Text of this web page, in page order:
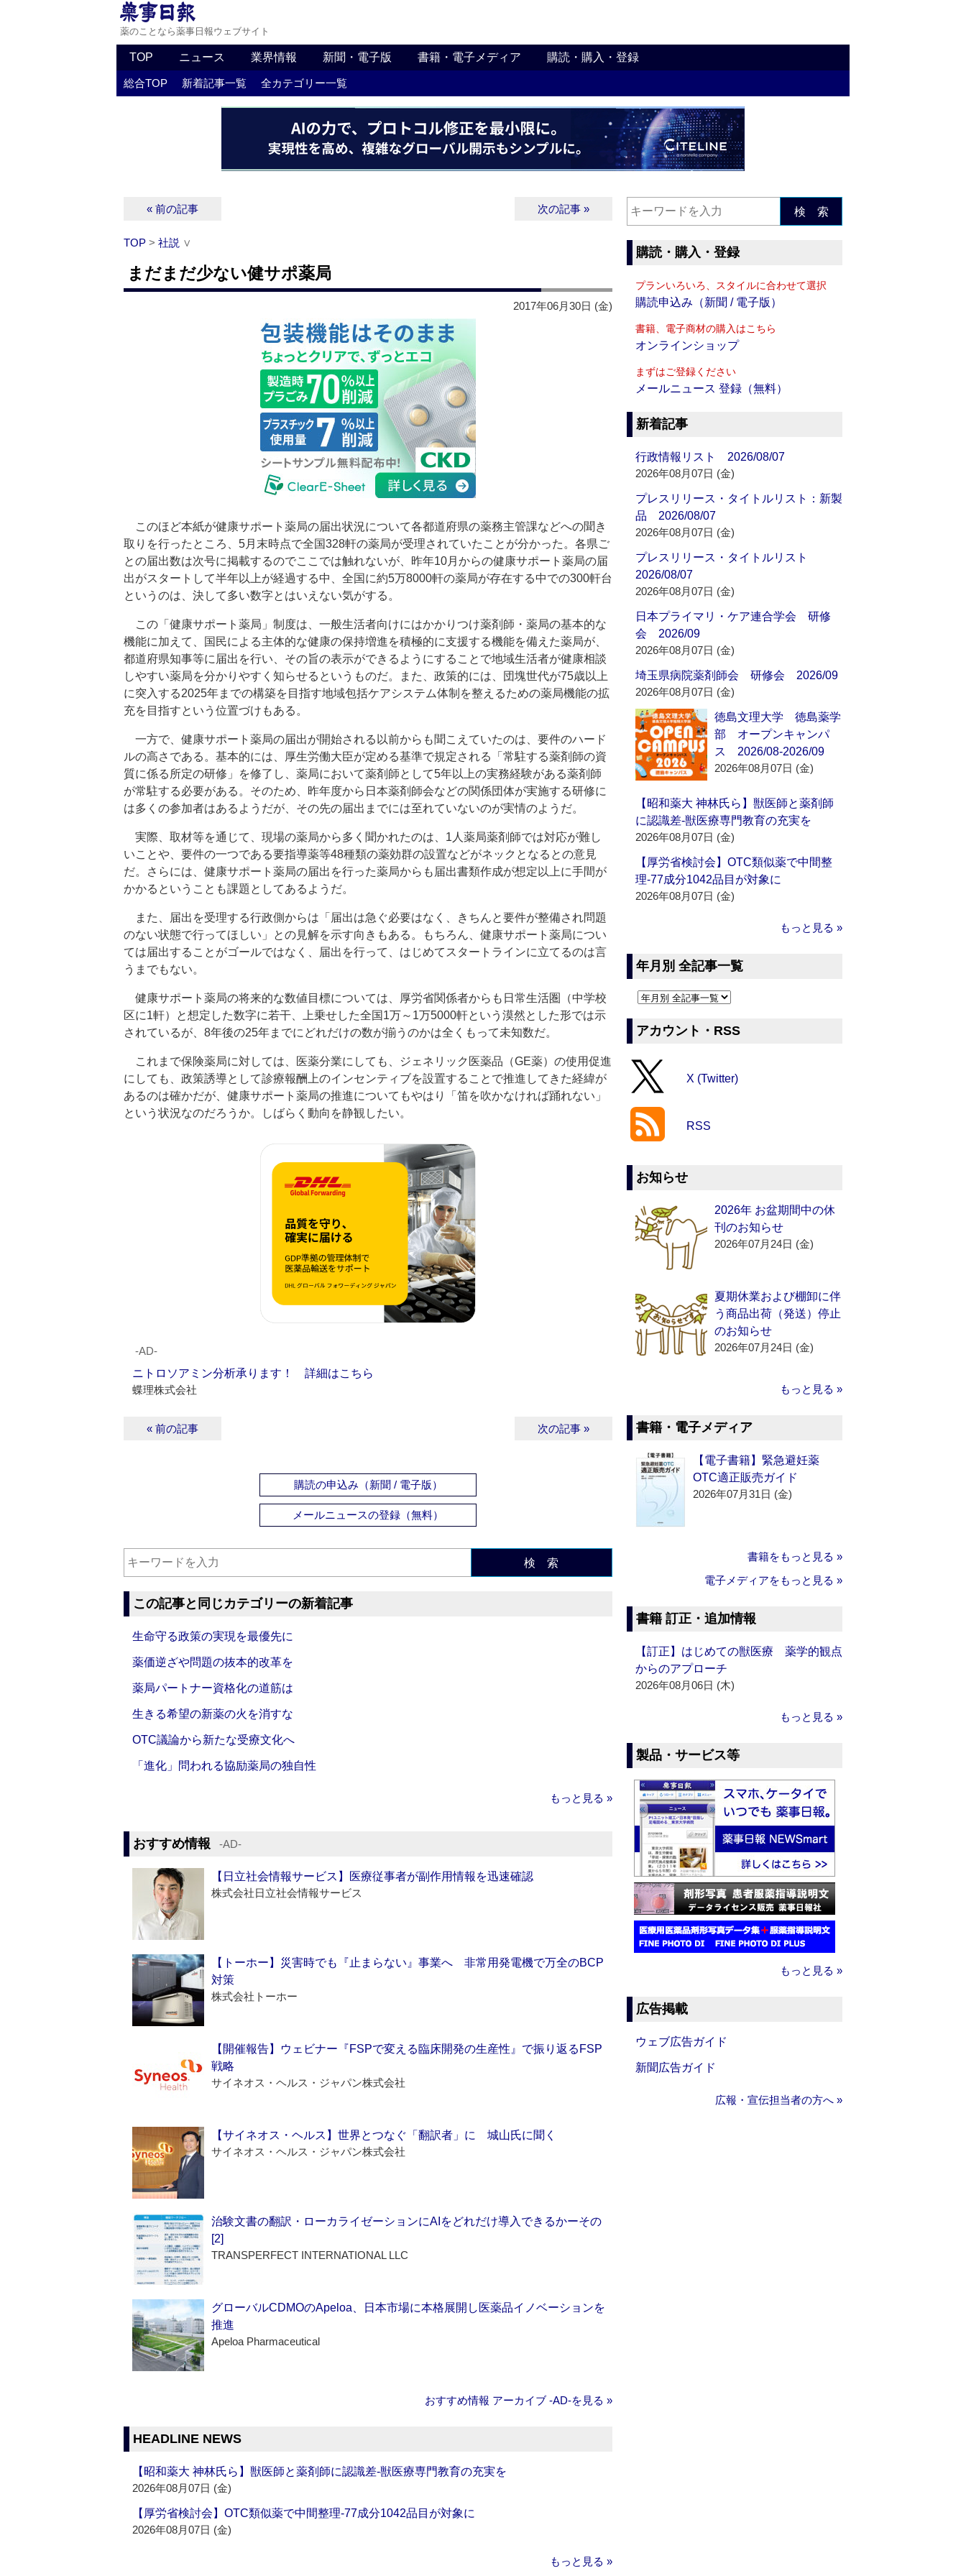
薬のことなら薬事日報ウェブサイト
TOP ニュース 業界情報 新聞・電子版 書籍・電子メディア 購読・購入・登録
総合TOP 新着記事一覧 全カテゴリー一覧
« 前の記事 次の記事 »
TOP > 社説 ∨
まだまだ少ない健サポ薬局
2017年06月30日 (金)
このほど本紙が健康サポート薬局の届出状況について各都道府県の薬務主管課などへの聞き
取りを行ったところ、5月末時点で全国328軒の薬局が受理されていたことが分かった。各県ご
との届出数は次号に掲載するのでここでは触れないが、昨年10月からの健康サポート薬局の届
出がスタートして半年以上が経過する中、全国に約5万8000軒の薬局が存在する中での300軒台
というのは、決して多い数字とはいえない気がする。
この「健康サポート薬局」制度は、一般生活者向けにはかかりつけ薬剤師・薬局の基本的な
機能に加えて、国民による主体的な健康の保持増進を積極的に支援する機能を備えた薬局が、
都道府県知事等に届出を行い、その旨の表示ができるようにすることで地域生活者が健康相談
しやすい薬局を分かりやすく知らせるというものだ。また、政策的には、団塊世代が75歳以上
に突入する2025年までの構築を目指す地域包括ケアシステム体制を整えるための薬局機能の拡
充を目指すという位置づけもある。
一方で、健康サポート薬局の届出が開始される以前からも聞こえていたのは、要件のハード
ルの高さである。基本的には、厚生労働大臣が定める基準で規定される「常駐する薬剤師の資
質に係る所定の研修」を修了し、薬局において薬剤師として5年以上の実務経験がある薬剤師
が常駐する必要がある。そのため、昨年度から日本薬剤師会などの関係団体が実施する研修に
は多くの参加者はあるようだが、その先の届出までには至れていないのが実情のようだ。
実際、取材等を通じて、現場の薬局から多く聞かれたのは、1人薬局薬剤師では対応が難し
いことや、要件の一つである要指導薬等48種類の薬効群の設置などがネックとなるとの意見
だ。さらには、健康サポート薬局の届出を行った薬局からも届出書類作成が想定以上に手間が
かかるということも課題としてあるようだ。
また、届出を受理する行政側からは「届出は急ぐ必要はなく、きちんと要件が整備され問題
のない状態で行ってほしい」との見解を示す向きもある。もちろん、健康サポート薬局につい
ては届出することがゴールではなく、届出を行って、はじめてスタートラインに立てるのは言
うまでもない。
健康サポート薬局の将来的な数値目標については、厚労省関係者からも日常生活圏（中学校
区に1軒）と想定した数字に若干、上乗せした全国1万～1万5000軒という漠然とした形では示
されているが、8年後の25年までにどれだけの数が揃うのかは全くもって未知数だ。
これまで保険薬局に対しては、医薬分業にしても、ジェネリック医薬品（GE薬）の使用促進
にしても、政策誘導として診療報酬上のインセンティブを設置することで推進してきた経緯が
あるのは確かだが、健康サポート薬局の推進についてもやはり「笛を吹かなければ踊れない」
という状況なのだろうか。しばらく動向を静観したい。
‐AD‐
ニトロソアミン分析承ります！ 詳細はこちら
蝶理株式会社
« 前の記事 次の記事 »
購読の申込み（新聞 / 電子版）
メールニュースの登録（無料）
検 索
この記事と同じカテゴリーの新着記事
生命守る政策の実現を最優先に
薬価逆ざや問題の抜本的改革を
薬局パートナー資格化の道筋は
生きる希望の新薬の火を消すな
OTC議論から新たな受療文化へ
「進化」問われる協励薬局の独自性
もっと見る »
おすすめ情報 ‐AD‐
【日立社会情報サービス】医療従事者が副作用情報を迅速確認
株式会社日立社会情報サービス
【トーホー】災害時でも『止まらない』事業へ 非常用発電機で万全のBCP
対策
株式会社トーホー
【開催報告】ウェビナー『FSPで変える臨床開発の生産性』で振り返るFSP
戦略
サイネオス・ヘルス・ジャパン株式会社
【サイネオス・ヘルス】世界とつなぐ「翻訳者」に 城山氏に聞く
サイネオス・ヘルス・ジャパン株式会社
治験文書の翻訳・ローカライゼーションにAIをどれだけ導入できるかーその
[2]
TRANSPERFECT INTERNATIONAL LLC
グローバルCDMOのApeloa、日本市場に本格展開し医薬品イノベーションを
推進
Apeloa Pharmaceutical
おすすめ情報 アーカイブ ‐AD‐を見る »
HEADLINE NEWS
【昭和薬大 神林氏ら】獣医師と薬剤師に認識差‐獣医療専門教育の充実を
2026年08月07日 (金)
【厚労省検討会】OTC類似薬で中間整理‐77成分1042品目が対象に
2026年08月07日 (金)
もっと見る »
検 索
購読・購入・登録
プランいろいろ、スタイルに合わせて選択
購読申込み（新聞 / 電子版）
書籍、電子商材の購入はこちら
オンラインショップ
まずはご登録ください
メールニュース 登録（無料）
新着記事
行政情報リスト 2026/08/07
2026年08月07日 (金)
プレスリリース・タイトルリスト：新製
品 2026/08/07
2026年08月07日 (金)
プレスリリース・タイトルリスト
2026/08/07
2026年08月07日 (金)
日本プライマリ・ケア連合学会 研修
会 2026/09
2026年08月07日 (金)
埼玉県病院薬剤師会 研修会 2026/09
2026年08月07日 (金)
徳島文理大学 徳島薬学
部 オープンキャンパ
ス 2026/08-2026/09
2026年08月07日 (金)
【昭和薬大 神林氏ら】獣医師と薬剤師
に認識差‐獣医療専門教育の充実を
2026年08月07日 (金)
【厚労省検討会】OTC類似薬で中間整
理‐77成分1042品目が対象に
2026年08月07日 (金)
もっと見る »
年月別 全記事一覧
アカウント・RSS
X (Twitter)
RSS
お知らせ
2026年 お盆期間中の休
刊のお知らせ
2026年07月24日 (金)
夏期休業および棚卸に伴
う商品出荷（発送）停止
のお知らせ
2026年07月24日 (金)
もっと見る »
書籍・電子メディア
【電子書籍】緊急避妊薬
OTC適正販売ガイド
2026年07月31日 (金)
書籍をもっと見る »
電子メディアをもっと見る »
書籍 訂正・追加情報
【訂正】はじめての獣医療 薬学的観点
からのアプローチ
2026年08月06日 (木)
もっと見る »
製品・サービス等
もっと見る »
広告掲載
ウェブ広告ガイド
新聞広告ガイド
広報・宣伝担当者の方へ »